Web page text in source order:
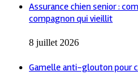
Assurance chien senior :
compagnon qui vieillit
8 juillet 2026
Gamelle anti-glouton pour